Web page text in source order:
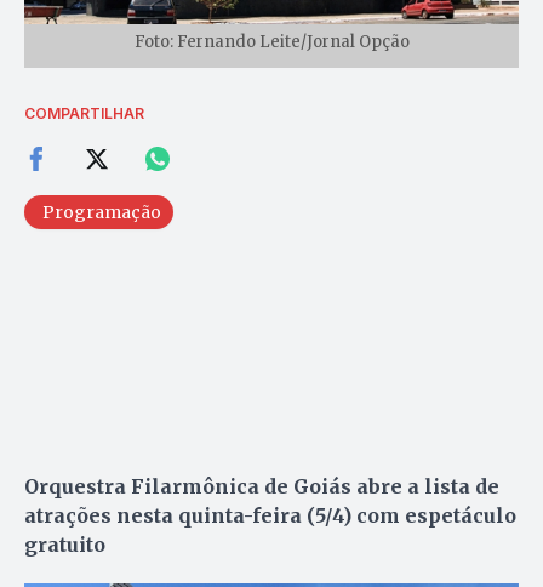
Foto: Fernando Leite/Jornal Opção
COMPARTILHAR
Programação
Orquestra Filarmônica de Goiás abre a lista de
atrações nesta quinta-feira (5/4) com espetáculo
gratuito